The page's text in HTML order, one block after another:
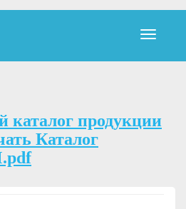
каталог продукции
Каталог